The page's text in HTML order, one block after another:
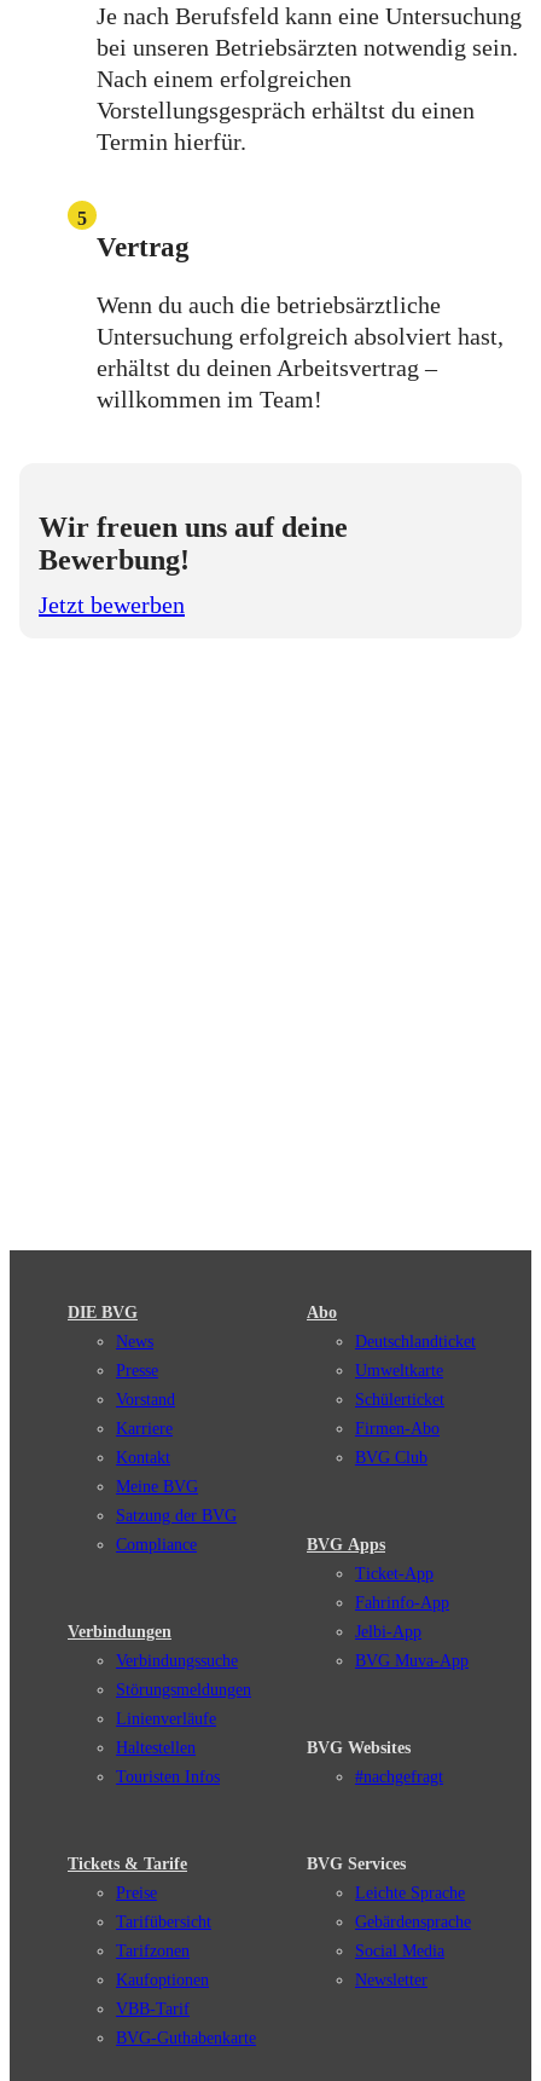
Je nach Berufsfeld kann eine Untersuchung
bei unseren Betriebsärzten notwendig sein.
Nach einem erfolgreichen
Vorstellungsgespräch erhältst du einen
Termin hierfür.
5
Vertrag
Wenn du auch die betriebsärztliche
Untersuchung erfolgreich absolviert hast,
erhältst du deinen Arbeitsvertrag –
willkommen im Team!
Wir freuen uns auf deine
Bewerbung!
Jetzt bewerben
DIE BVG
News
Presse
Vorstand
Karriere
Kontakt
Meine BVG
Satzung der BVG
Compliance
Verbindungen
Verbindungssuche
Störungsmeldungen
Linienverläufe
Haltestellen
Touristen Infos
Tickets & Tarife
Preise
Tarifübersicht
Tarifzonen
Kaufoptionen
VBB-Tarif
BVG-Guthabenkarte
Abo
Deutschlandticket
Umweltkarte
Schülerticket
Firmen-Abo
BVG Club
BVG Apps
Ticket-App
Fahrinfo-App
Jelbi-App
BVG Muva-App
BVG Websites
#nachgefragt
BVG Services
Leichte Sprache
Gebärdensprache
Social Media
Newsletter